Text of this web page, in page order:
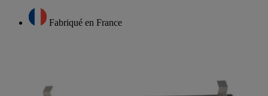
Fabriqué en France